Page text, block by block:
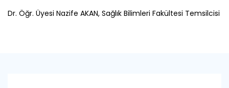
Dr. Öğr. Üyesi Nazife AKAN, Sağlık Bilimleri Fakültesi Temsilcisi